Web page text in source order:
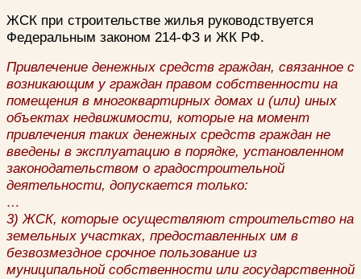
ЖСК при строительстве жилья руководствуется
Федеральным законом 214-ФЗ и ЖК РФ.
Привлечение денежных средств граждан, связанное с
возникающим у граждан правом собственности на
помещения в многоквартирных домах и (или) иных
объектах недвижимости, которые на момент
привлечения таких денежных средств граждан не
введены в эксплуатацию в порядке, установленном
законодательством о градостроительной
деятельности, допускается только:
…
3) ЖСК, которые осуществляют строительство на
земельных участках, предоставленных им в
безвозмездное срочное пользование из
муниципальной собственности или государственной